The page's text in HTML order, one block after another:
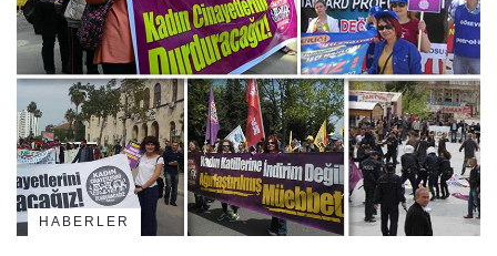
HABERLER